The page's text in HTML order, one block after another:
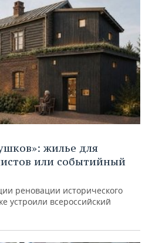
жилье для
или событийный
реновации исторического
устроили всероссийский